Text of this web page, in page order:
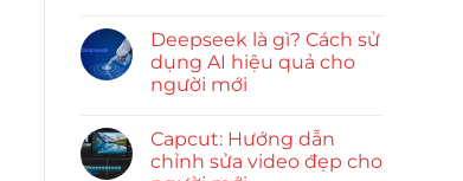
Deepseek là gì? Cách sử
dụng AI hiệu quả cho
người mới
Capcut: Hướng dẫn
chỉnh sửa video đẹp cho